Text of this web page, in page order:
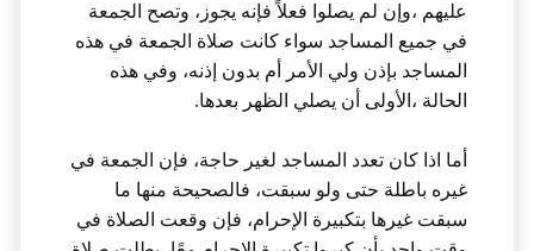
عليهم ،وإن لم يصلوا فعلاً فإنه يجوز، وتصح الجمعة
في جميع المساجد سواء كانت صلاة الجمعة في هذه
المساجد بإذن ولي الأمر أم بدون إذنه، وفي هذه
الحالة ،الأولى أن يصلي الظهر بعدها.
أما اذا كان تعدد المساجد لغير حاجة، فإن الجمعة في
غيره باطلة حتى ولو سبقت، فالصحيحة منها ما
سبقت غيرها بتكبيرة الإحرام، فإن وقعت الصلاة في